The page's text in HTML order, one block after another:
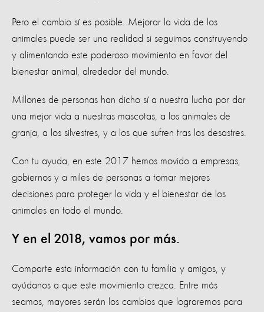
Pero el cambio sí es posible. Mejorar la vida de los
animales puede ser una realidad si seguimos construyendo
y alimentando este poderoso movimiento en favor del
bienestar animal, alrededor del mundo.
Millones de personas han dicho sí a nuestra lucha por dar
una mejor vida a nuestras mascotas, a los animales de
granja, a los silvestres, y a los que sufren tras los desastres.
Con tu ayuda, en este 2017 hemos movido a empresas,
gobiernos y a miles de personas a tomar mejores
decisiones para proteger la vida y el bienestar de los
animales en todo el mundo.
Y en el 2018, vamos por más.
Comparte esta información con tu familia y amigos, y
ayúdanos a que este movimiento crezca. Entre más
seamos, mayores serán los cambios que lograremos para